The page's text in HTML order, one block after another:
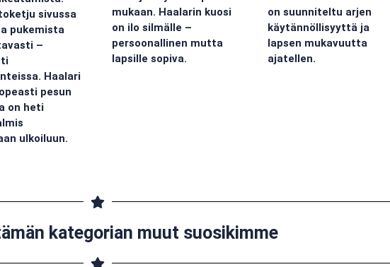
sivussa
pukemista
–
Haalari
pesun
on heti
ulkoiluun.
mukaan. Haalarin kuosi
on ilo silmälle –
persoonallinen mutta
lapsille sopiva.
on suunniteltu arjen
käytännöllisyyttä ja
lapsen mukavuutta
ajatellen.
kategorian muut suosikimme